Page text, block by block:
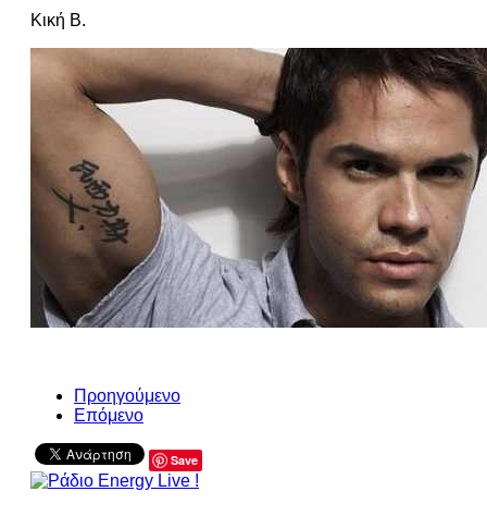
Κική Β.
Προηγούμενο
Επόμενο
Save